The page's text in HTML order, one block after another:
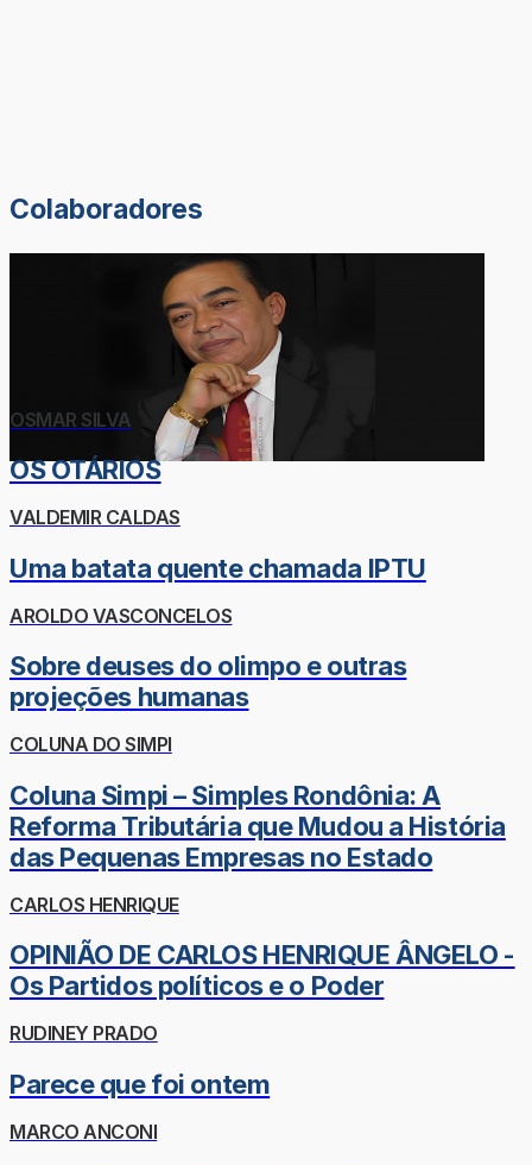
Colaboradores
OSMAR SILVA
OS OTÁRIOS
VALDEMIR CALDAS
Uma batata quente chamada IPTU
AROLDO VASCONCELOS
Sobre deuses do olimpo e outras
projeções humanas
COLUNA DO SIMPI
Coluna Simpi – Simples Rondônia: A
Reforma Tributária que Mudou a História
das Pequenas Empresas no Estado
CARLOS HENRIQUE
OPINIÃO DE CARLOS HENRIQUE ÂNGELO -
Os Partidos políticos e o Poder
RUDINEY PRADO
Parece que foi ontem
MARCO ANCONI